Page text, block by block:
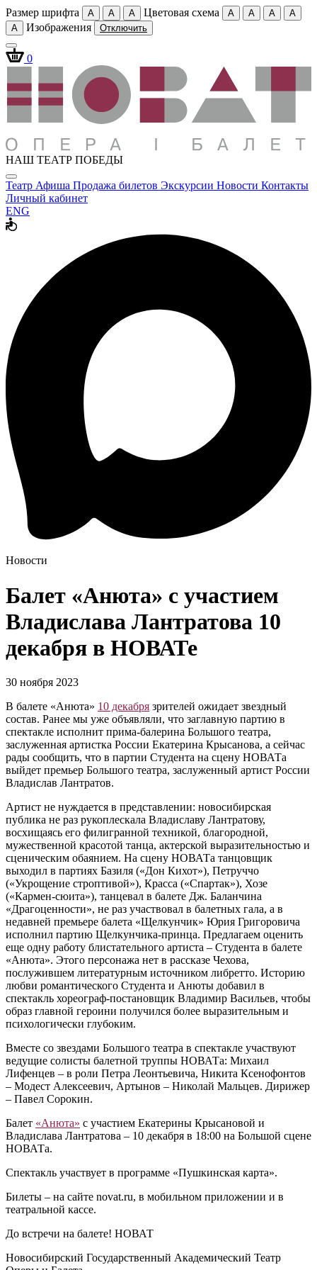
Размер шрифта A A A Цветовая схема A A A
A
A
Изображения Отключить
0
НАШ ТЕАТР ПОБЕДЫ
Театр Афиша Продажа билетов Экскурсии Новости Контакты
Личный кабинет
ENG
Новости
Балет «Анюта» с участием
Владислава Лантратова 10
декабря в НОВАТе
30 ноября 2023
В балете «Анюта» 10 декабря зрителей ожидает звездный
состав. Ранее мы уже объявляли, что заглавную партию в
спектакле исполнит прима-балерина Большого театра,
заслуженная артистка России Екатерина Крысанова, а сейчас
рады сообщить, что в партии Студента на сцену НОВАТа
выйдет премьер Большого театра, заслуженный артист России
Владислав Лантратов.
Артист не нуждается в представлении: новосибирская
публика не раз рукоплескала Владиславу Лантратову,
восхищаясь его филигранной техникой, благородной,
мужественной красотой танца, актерской выразительностью и
сценическим обаянием. На сцену НОВАТа танцовщик
выходил в партиях Базиля («Дон Кихот»), Петруччо
(«Укрощение строптивой»), Красса («Спартак»), Хозе
(«Кармен-сюита»), танцевал в балете Дж. Баланчина
«Драгоценности», не раз участвовал в балетных гала, а в
недавней премьере балета «Щелкунчик» Юрия Григоровича
исполнил партию Щелкунчика-принца. Предлагаем оценить
еще одну работу блистательного артиста – Студента в балете
«Анюта». Этого персонажа нет в рассказе Чехова,
послужившем литературным источником либретто. Историю
любви романтического Студента и Анюты добавил в
спектакль хореограф-постановщик Владимир Васильев, чтобы
образ главной героини получился более выразительным и
психологически глубоким.
Вместе со звездами Большого театра в спектакле участвуют
ведущие солисты балетной труппы НОВАТа: Михаил
Лифенцев – в роли Петра Леонтьевича, Никита Ксенофонтов
– Модест Алексеевич, Артынов – Николай Мальцев. Дирижер
– Павел Сорокин.
Балет «Анюта» с участием Екатерины Крысановой и
Владислава Лантратова – 10 декабря в 18:00 на Большой сцене
НОВАТа.
Спектакль участвует в программе «Пушкинская карта».
Билеты – на сайте novat.ru, в мобильном приложении и в
театральной кассе.
До встречи на балете! НОВАТ
Новосибирский Государственный Академический Театр